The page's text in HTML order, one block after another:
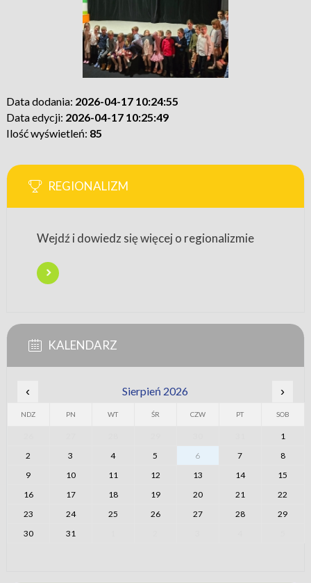
Data dodania: 2026-04-17 10:24:55
Data edycji: 2026-04-17 10:25:49
Ilość wyświetleń: 85
REGIONALIZM
Wejdź i dowiedz się więcej o regionalizmie
KALENDARZ
‹ Sierpień 2026 ›
NDZ PN WT ŚR CZW PT SOB
1
2
3 4 5 6 7
8
9
10 11 12 13 14
15
16
17 18 19 20 21
22
23
24 25 26 27 28
29
30
31